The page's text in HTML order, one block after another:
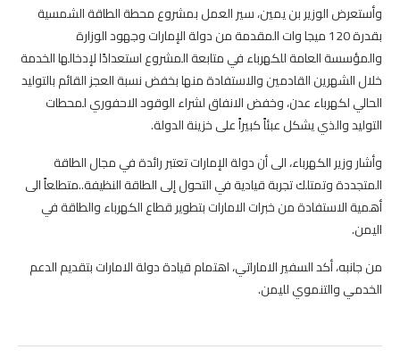
وأستعرض الوزير بن يمين، سير العمل بمشروع محطة الطاقة الشمسية
بقدرة 120 ميجا وات المقدمة من دولة الإمارات وجهود الوزارة
والمؤسسة العامة للكهرباء في متابعة المشروع استعدادًا لإدخالها الخدمة
خلال الشهرين القادمين والاستفادة منها بخفض نسبة العجز القائم بالتوليد
الحالي لكهرباء عدن، وخفض الانفاق لشراء الوقود الاحفوري لمحطات
التوليد والذي يشكل عبئاً كبيراً على خزينة الدولة.
وأشار وزير الكهرباء، الى أن دولة الإمارات تعتبر رائدة في مجال الطاقة
المتجددة وتمتلك تجربة قيادية في التحول إلى الطاقة النظيفة..متطلعاً الى
أهمية الاستفادة من خبرات الامارات بتطوير قطاع الكهرباء والطاقة في
اليمن.
من جانبه، أكد السفير الاماراتي، اهتمام قيادة دولة الامارات بتقديم الدعم
الخدمي والتنموي لليمن.